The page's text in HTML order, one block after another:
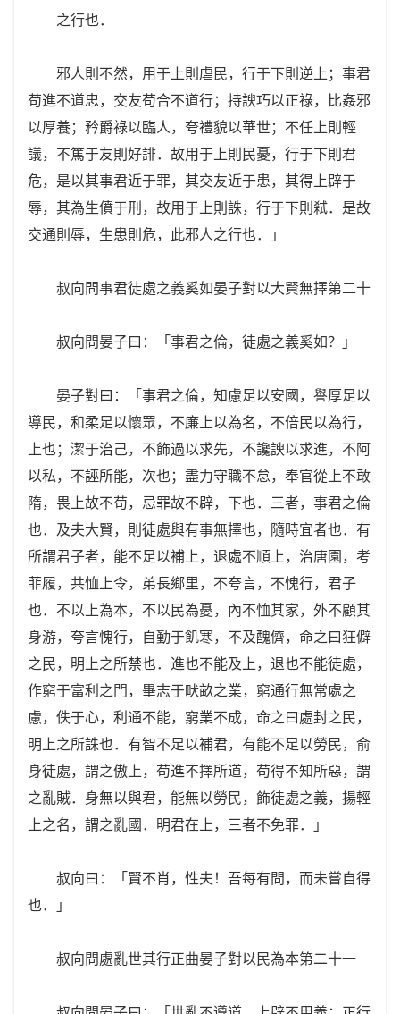
之行也．
邪人則不然，用于上則虐民，行于下則逆上；事君
苟進不道忠，交友苟合不道行；持諛巧以正祿，比姦邪
以厚養；矜爵祿以臨人，夸禮貌以華世；不任上則輕
議，不篤于友則好誹．故用于上則民憂，行于下則君
危，是以其事君近于罪，其交友近于患，其得上辟于
辱，其為生僨于刑，故用于上則誅，行于下則弒．是故
交通則辱，生患則危，此邪人之行也．」
叔向問事君徒處之義奚如晏子對以大賢無擇第二十
叔向問晏子曰：「事君之倫，徒處之義奚如？」
晏子對曰：「事君之倫，知慮足以安國，譽厚足以
導民，和柔足以懷眾，不廉上以為名，不倍民以為行，
上也；潔于治己，不飾過以求先，不讒諛以求進，不阿
以私，不誣所能，次也；盡力守職不怠，奉官從上不敢
隋，畏上故不苟，忌罪故不辟，下也．三者，事君之倫
也．及夫大賢，則徒處與有事無擇也，隨時宜者也．有
所謂君子者，能不足以補上，退處不順上，治唐園，考
菲履，共恤上令，弟長鄉里，不夸言，不愧行，君子
也．不以上為本，不以民為憂，內不恤其家，外不顧其
身游，夸言愧行，自勤于飢寒，不及醜儕，命之曰狂僻
之民，明上之所禁也．進也不能及上，退也不能徒處，
作窮于富利之門，畢志于畎畝之業，窮通行無常處之
慮，佚于心，利通不能，窮業不成，命之曰處封之民，
明上之所誅也．有智不足以補君，有能不足以勞民，俞
身徒處，謂之傲上，苟進不擇所道，苟得不知所惡，謂
之亂賊．身無以與君，能無以勞民，飾徒處之義，揚輕
上之名，謂之亂國．明君在上，三者不免罪．」
叔向曰：「賢不肖，性夫！吾每有問，而未嘗自得
也．」
叔向問處亂世其行正曲晏子對以民為本第二十一